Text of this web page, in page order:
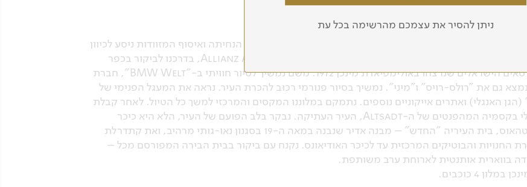
בווארית
נצא בטיסת בוקר של אל-על למינכן (Munich), בירת "המדינה החופשית של בוואריה", שבגרמניה. לאחר הנחיתה ואיסוף המזוודות ניסע לכיוון
העיר המקסימה. נעבור עם האוטובוס דרך האצטדיון המפורסם של מועדון הספורט באיירן מינכן, ה-Allianz Arena, בדרכנו לביקור בכפר
האולימפי ובאתר ההנצחה לזכר הספורטאים הישראלים שנרצחו באולימפיאדת מינכן 1972. משם נמשיך לסיור חוויתי ב-"BMW Welt", חברת
גם את "רולס-רויס" ו"מיני". נמשיך בסיור פנורמי רכוּב להכרת העיר. נראה את המעגל הפנימי של
האנגלי) ואתרים אייקוניים נוספים. נתמקם במלוננו המקסים והמרכזי למשך כל הטיול. לאחר קבלת
החדרים ומנוחת צהריים, נצא לסיור רגלי בקסמיה המהפנטים של ה-Altsadt, העיר העתיקה. נבקר בלב הפועם של העיר, הלא היא כיכר
מריאנפלאץ הנודעת. נראה את נויֶס ראטהאוס, בית העיריה "החדש" – מבנה אדיר שנבנה במאה ה-19 בסגנון נאו-גותי מרהיב, ואת קתדרלת
החנויות והבוטיקים המרכזית עד לכיכר האודיאונס. נקנח עם ביקור בבית הבירה המפורסם מכל –
בווארית אותנטית לארוחת ערב משותפת.
4 כוכבים.
ניתן להסיר את עצמכם מהרשימה בכל עת